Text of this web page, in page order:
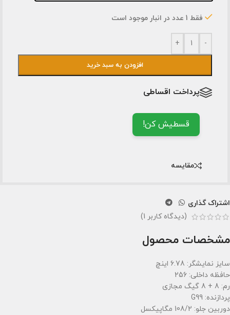
فقط 1 عدد در انبار موجود است
-
+
افزودن به سبد خرید
پرداخت اقساطی
قسطیش کن!
مقایسه
اشتراک گذاری
(دیدگاه کاربر 1
)
مشخصات محصول
سایز نمایشگر: 6.78 اینچ
حافظه داخلی: 256
رم: 8 + 8 گیگ مجازی
پردازنده: G99
دوربین جلو: 108/2 مگاپیکسل